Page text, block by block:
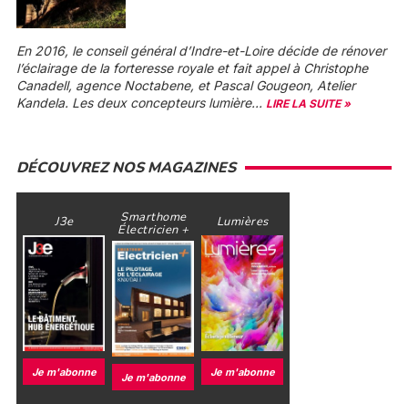
En 2016, le conseil général d’Indre-et-Loire décide de rénover
l’éclairage de la forteresse royale et fait appel à Christophe
Canadell, agence Noctabene, et Pascal Gougeon, Atelier
Kandela. Les deux concepteurs lumière... LIRE LA SUITE »
DÉCOUVREZ NOS MAGAZINES
J3e
Je m'abonne
Smarthome
Électricien +
Je m'abonne
Lumières
Je m'abonne